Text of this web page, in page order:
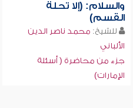
والسلام: (إلا تحلة
القسم)
للشيخ: محمد ناصر الدين
الألباني
جزء من محاضرة ( أسئلة
الإمارات)